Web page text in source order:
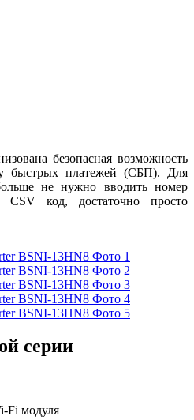
безопасная возможность
быстрых платежей (СБП). Для
не нужно вводить номер
код, достаточно просто
серии
Fi модуля